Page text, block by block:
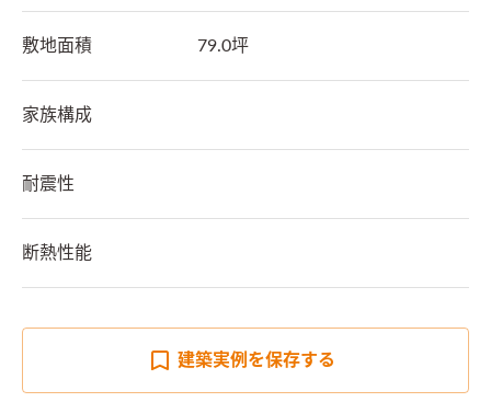
敷地面積 79.0坪
家族構成
耐震性
断熱性能
建築実例を保存する